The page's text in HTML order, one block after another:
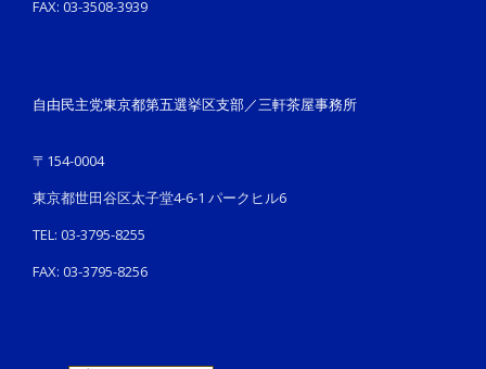
FAX: 03-3508-3939
自由民主党東京都第五選挙区支部／三軒茶屋事務所
〒154-0004
東京都世田谷区太子堂4-6-1 パークヒル6
TEL: 03-3795-8255
FAX: 03-3795-8256